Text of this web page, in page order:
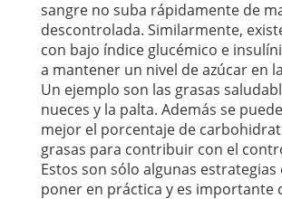
sangre no suba rápidamente de
descontrolada. Similarmente,
con bajo índice glucémico e
a mantener un nivel de azúcar en
Un ejemplo son las grasas
nueces y la palta. Además se
mejor el porcentaje de
grasas para contribuir con el
Estos son sólo algunas estrategias
poner en práctica y es importante